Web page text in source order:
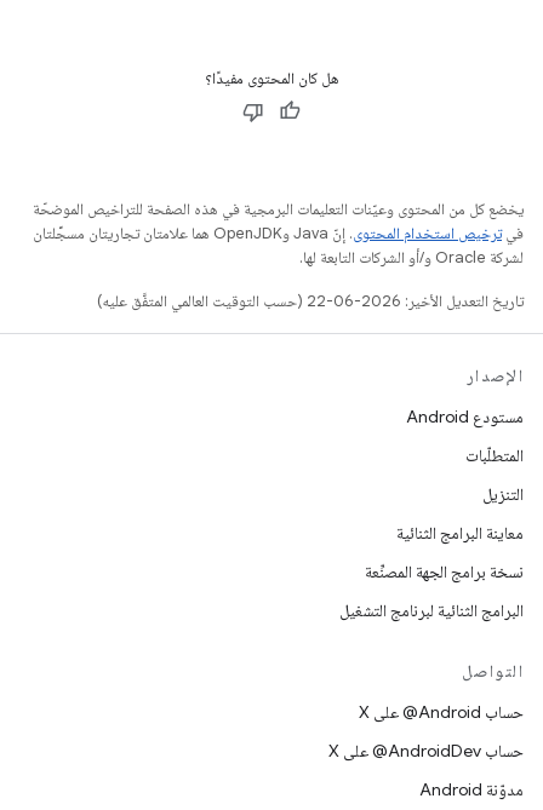
هل كان المحتوى مفيدًا؟
يخضع كل من المحتوى وعيّنات التعليمات البرمجية في هذه الصفحة للتراخيص الموضحّة
فيترخيص استخدام المحتوى
. إنّ Java وOpenJDK هما علامتان تجاريتان مسجَّلتان
لشركة Oracle و/أو الشركات التابعة لها.
تاريخ التعديل الأخير: 2026-06-22 (حسب التوقيت العالمي المتفَّق عليه)
الإصدار
مستودع Android
المتطلّبات
التنزيل
معاينة البرامج الثنائية
نسخة برامج الجهة المصنِّعة
البرامج الثنائية لبرنامج التشغيل
التواصل
حساب ‎@Android على X
حساب ‎@AndroidDev على X
مدوّنة Android